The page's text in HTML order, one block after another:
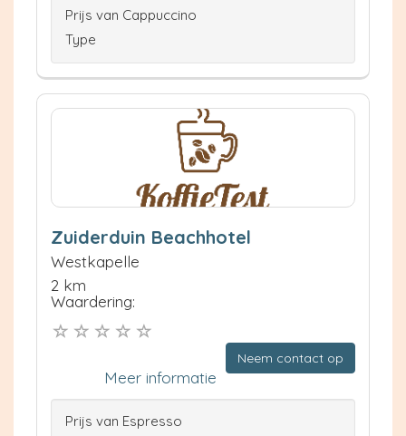
Prijs van Cappuccino
Type
Zuiderduin Beachhotel
Westkapelle
2 km
Waardering:
Neem contact op
Meer informatie
Prijs van Espresso